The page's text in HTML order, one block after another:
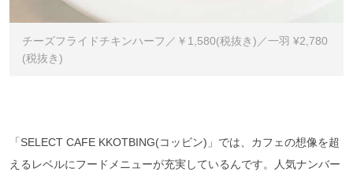
チーズフライドチキンハーフ／￥1,580(税抜き)／一羽 ¥2,780
(税抜き)
「SELECT CAFE KKOTBING(コッビン)」では、カフェの想像を超
えるレベルにフードメニューが充実しているんです。人気ナンバー